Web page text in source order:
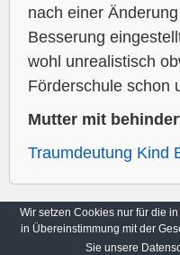
nach einer
Besserung
wohl unrealistisch
Förderschule schon
Mutter mit
Traumdeutung Kind
Archiv
Wir setzen Cookies nur für die
in Übereinstimmung mit der
Sie unsere